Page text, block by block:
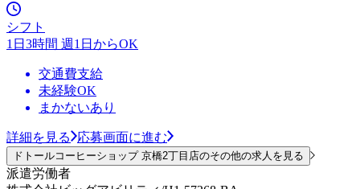
シフト
1日3時間 週1日からOK
交通費支給
未経験OK
まかないあり
詳細を見る 応募画面に進む
ドトールコーヒーショップ 京橋2丁目店のその他の求人を見る
派遣労働者